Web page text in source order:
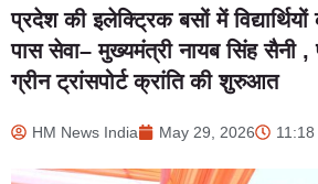
प्रदेश की इलेक्ट्रिक बसों में
पास सेवा– मुख्यमंत्री नायब सिंह सैनी ,
ग्रीन ट्रांसपोर्ट क्रांति की शुरुआत
HM News India May 29, 2026 11:18